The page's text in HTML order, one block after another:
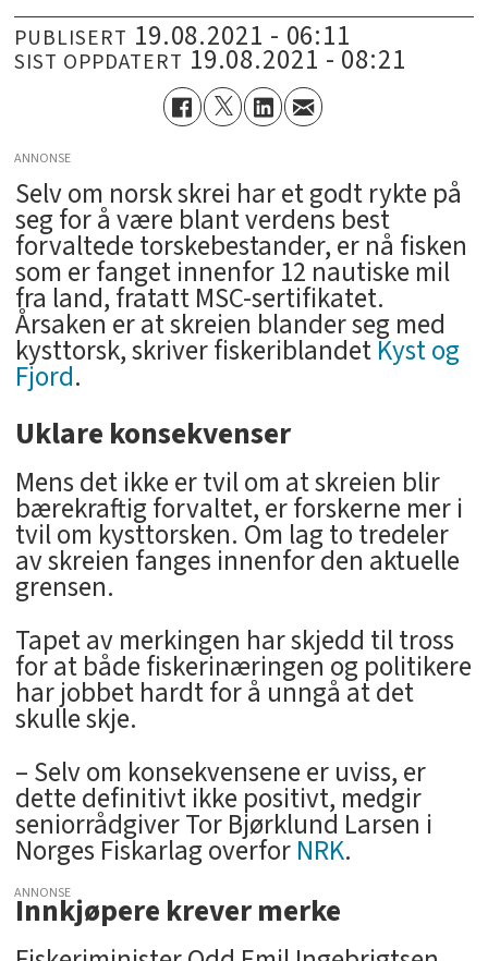
PUBLISERT 19.08.2021 - 06:11
SIST OPPDATERT 19.08.2021 - 08:21
ANNONSE
Selv om norsk skrei har et godt rykte på
seg for å være blant verdens best
forvaltede torskebestander, er nå fisken
som er fanget innenfor 12 nautiske mil
fra land, fratatt MSC-sertifikatet.
Årsaken er at skreien blander seg med
kysttorsk, skriver fiskeriblandetKyst og
Fjord.
Uklare konsekvenser
Mens det ikke er tvil om at skreien blir
bærekraftig forvaltet, er forskerne mer i
tvil om kysttorsken. Om lag to tredeler
av skreien fanges innenfor den aktuelle
grensen.
Tapet av merkingen har skjedd til tross
for at både fiskerinæringen og politikere
har jobbet hardt for å unngå at det
skulle skje.
– Selv om konsekvensene er uviss, er
dette definitivt ikke positivt, medgir
seniorrådgiver Tor Bjørklund Larsen i
Norges Fiskarlag overforNRK.
ANNONSE
Innkjøpere krever merke